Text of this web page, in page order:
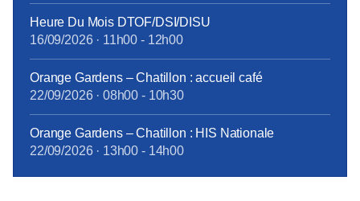
Heure Du Mois DTOF/DSI/DISU
16/09/2026· 11h00 - 12h00
Orange Gardens – Chatillon : accueil café
22/09/2026· 08h00 - 10h30
Orange Gardens – Chatillon : HIS Nationale
22/09/2026· 13h00 - 14h00